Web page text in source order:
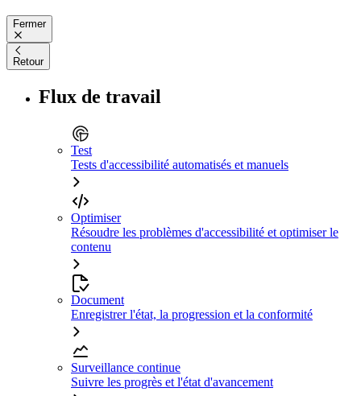
Fermer
Retour
Flux de travail
Test
Tests d'accessibilité automatisés et manuels
Optimiser
Résoudre les problèmes d'accessibilité et optimiser le
contenu
Document
Enregistrer l'état, la progression et la conformité
Surveillance continue
Suivre les progrès et l'état d'avancement